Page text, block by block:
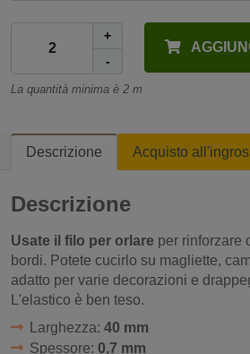
+
-
La quantità minima è 2 m
Descrizione Acquisto
Descrizione
Usate il filo per orlare per rinforzare
bordi. Potete cucirlo su magliette,
adatto per varie decorazioni e
L'elastico è ben teso.
Larghezza: 40 mm
Spessore: 0,7 mm